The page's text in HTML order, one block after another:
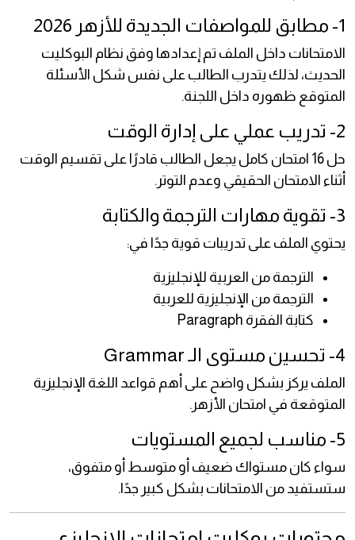
1- مطابق للمواصفات الجديدة للأزهر 2026
الامتحانات داخل الملف تم إعدادها وفق نظام البوكليت
الحديث، لذلك يتدرب الطالب على نفس شكل الأسئلة
المتوقع ظهوره داخل اللجنة.
2- تدريب عملي على إدارة الوقت
حل 16 امتحان كامل يجعل الطالب قادرًا على تقسيم الوقت
أثناء الامتحان الحقيقي وعدم التوتر.
3- تقوية مهارات الترجمة والكتابة
يحتوي الملف على تدريبات قوية جدًا في:
الترجمة من العربية للإنجليزية
الترجمة من الإنجليزية للعربية
كتابة الفقرة Paragraph
4- تحسين مستوى الـ Grammar
الملف يركز بشكل واضح على أهم قواعد اللغة الإنجليزية
المتوقعة في امتحان الأزهر.
5- مناسب لجميع المستويات
سواء كان مستواك ضعيف أو متوسط أو متفوق،
ستستفيد من الامتحانات بشكل كبير جدًا.